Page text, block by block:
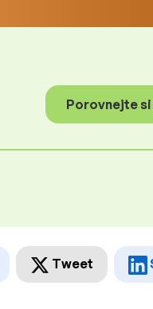
Porovnejte
Tweet